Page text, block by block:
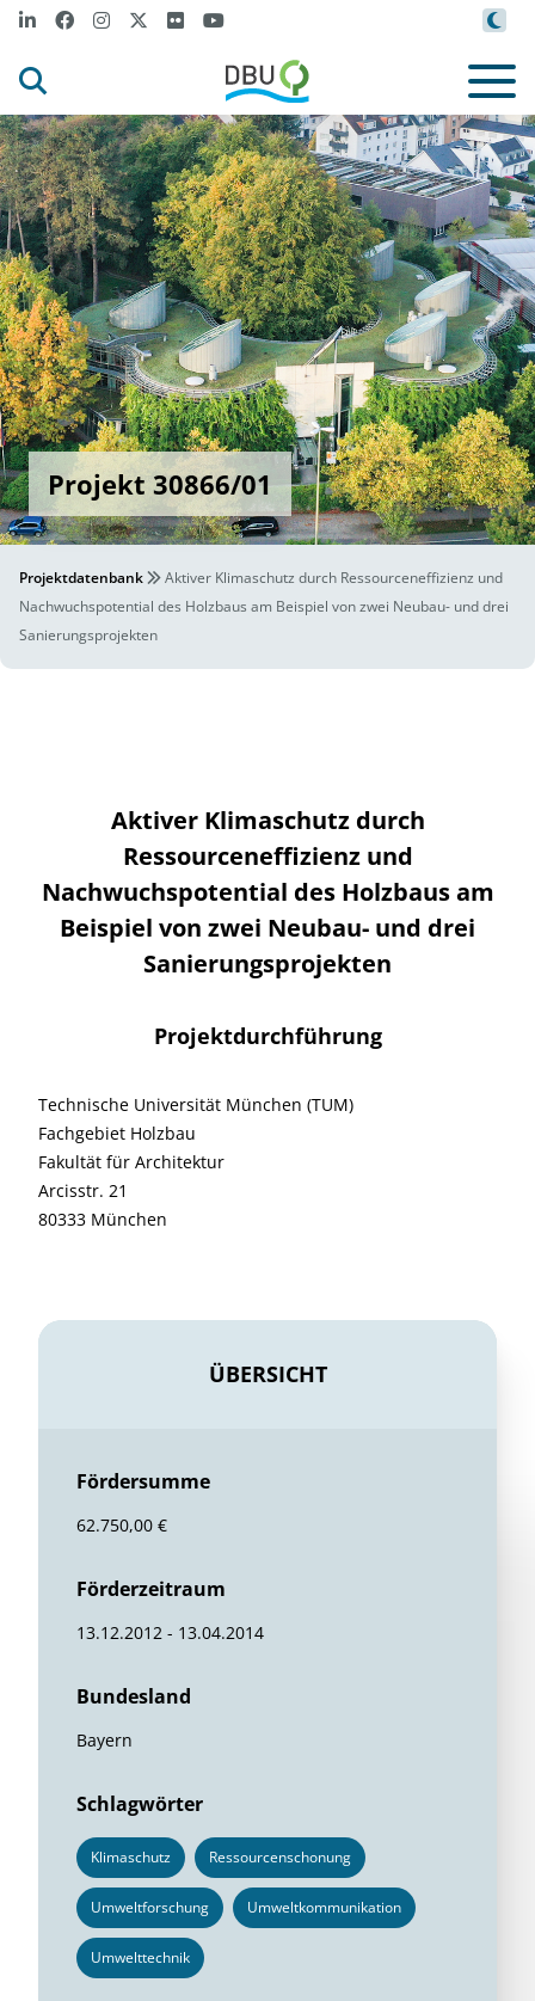
Projekt 30866/01
Projektdatenbank
Aktiver Klimaschutz durch Ressourceneffizienz und
Nachwuchspotential des Holzbaus am Beispiel von zwei Neubau- und drei
Sanierungsprojekten
Aktiver Klimaschutz durch
Ressourceneffizienz und
Nachwuchspotential des Holzbaus am
Beispiel von zwei Neubau- und drei
Sanierungsprojekten
Projektdurchführung
Technische Universität München (TUM)
Fachgebiet Holzbau
Fakultät für Architektur
Arcisstr. 21
80333 München
ÜBERSICHT
Fördersumme
62.750,00 €
Förderzeitraum
13.12.2012 - 13.04.2014
Bundesland
Bayern
Schlagwörter
Klimaschutz Ressourcenschonung
Umweltforschung Umweltkommunikation
Umwelttechnik